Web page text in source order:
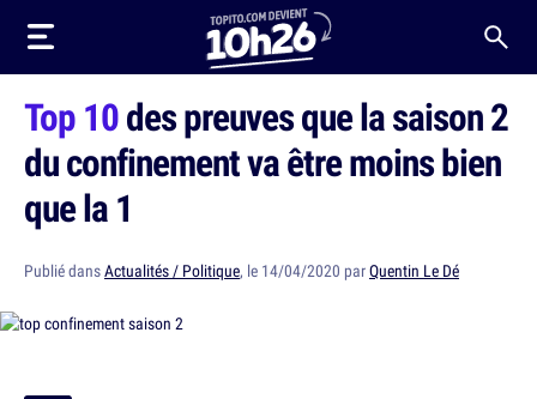
Top 10des preuves que la saison 2
du confinement va être moins bien
que la 1
Publié dansActualités / Politique, le 14/04/2020 parQuentin Le Dé